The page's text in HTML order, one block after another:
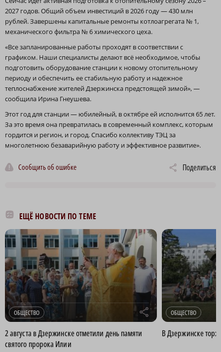
2027 годов. Общий объем инвестиций в 2026 году — 430 млн
рублей. Завершены капитальные ремонты котлоагрегата № 1,
механического фильтра № 6 химического цеха.
«Все запланированные работы проходят в соответствии с
графиком. Наши специалисты делают всё необходимое, чтобы
подготовить оборудование станции к новому отопительному
периоду и обеспечить ее стабильную работу и надежное
теплоснабжение жителей Дзержинска предстоящей зимой», —
сообщила Ирина Гнеушева.
Этот год для станции — юбилейный, в октябре ей исполнится 65 лет.
За это время она превратилась в современный комплекс, которым
гордится и регион, и город. Спасибо коллективу ТЭЦ за
многолетнюю безаварийную работу и эффективное развитие».
Сообщить об ошибке Поделиться
ЕЩЁ НОВОСТИ ПО ТЕМЕ
ОБЩЕСТВО r
2 августа в Дзержинске отметили день памяти
святого пророка Илии
ОБЩЕСТВО
В Дзержинске